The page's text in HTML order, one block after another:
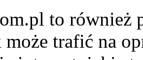
to również
trafić na